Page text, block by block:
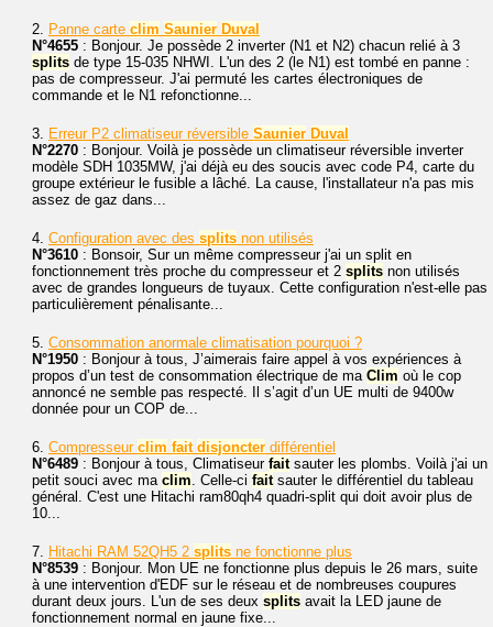
2. Panne carte clim Saunier Duval
N°4655 : Bonjour. Je possède 2 inverter (N1 et N2) chacun relié à 3
splits de type 15-035 NHWI. L'un des 2 (le N1) est tombé en panne :
pas de compresseur. J'ai permuté les cartes électroniques de
commande et le N1 refonctionne...
3. Erreur P2 climatiseur réversible Saunier Duval
N°2270 : Bonjour. Voilà je possède un climatiseur réversible inverter
modèle SDH 1035MW, j'ai déjà eu des soucis avec code P4, carte du
groupe extérieur le fusible a lâché. La cause, l'installateur n'a pas mis
assez de gaz dans...
4. Configuration avec des splits non utilisés
N°3610 : Bonsoir, Sur un même compresseur j'ai un split en
fonctionnement très proche du compresseur et 2 splits non utilisés
avec de grandes longueurs de tuyaux. Cette configuration n'est-elle pas
particulièrement pénalisante...
5. Consommation anormale climatisation pourquoi ?
N°1950 : Bonjour à tous, J’aimerais faire appel à vos expériences à
propos d’un test de consommation électrique de ma Clim où le cop
annoncé ne semble pas respecté. Il s’agit d’un UE multi de 9400w
donnée pour un COP de...
6. Compresseur clim fait disjoncter différentiel
N°6489 : Bonjour à tous, Climatiseur fait sauter les plombs. Voilà j'ai un
petit souci avec ma clim . Celle-ci fait sauter le différentiel du tableau
général. C'est une Hitachi ram80qh4 quadri-split qui doit avoir plus de
10...
7. Hitachi RAM 52QH5 2 splits ne fonctionne plus
N°8539 : Bonjour. Mon UE ne fonctionne plus depuis le 26 mars, suite
à une intervention d'EDF sur le réseau et de nombreuses coupures
durant deux jours. L'un de ses deux splits avait la LED jaune de
fonctionnement normal en jaune fixe...